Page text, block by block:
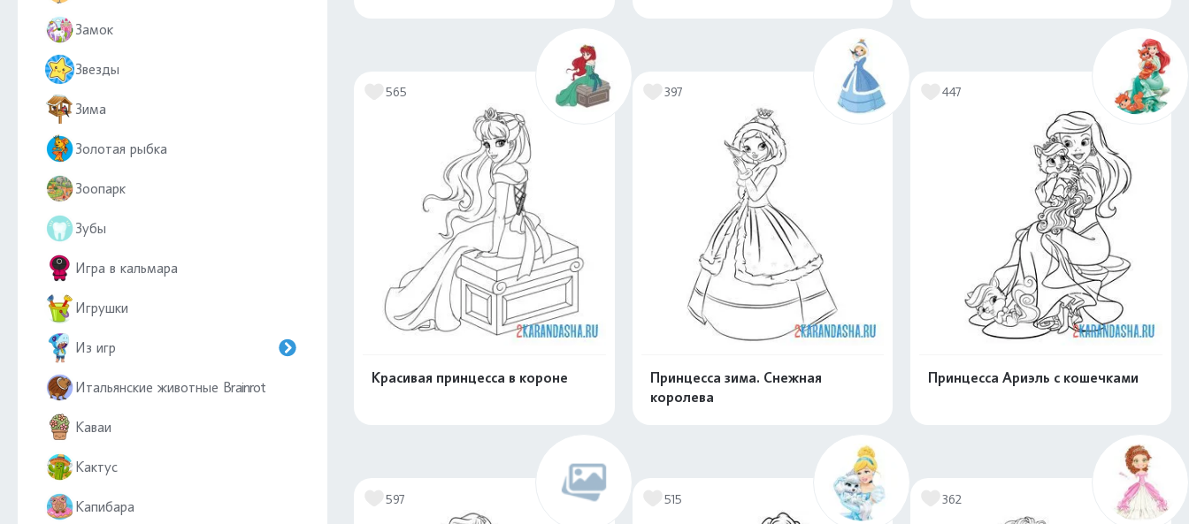
Замок
Звезды
Зима
Золотая рыбка
Зоопарк
Зубы
Игра в кальмара
Игрушки
Из игр
Итальянские животные Brainrot
Каваи
Кактус
Капибара
565
Красивая принцесса в короне
397
Принцесса зима. Снежная
королева
447
Принцесса Ариэль с кошечками
597 515 362